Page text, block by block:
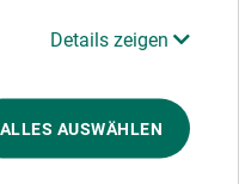
Details zeigen
ALLES AUSWÄHLEN